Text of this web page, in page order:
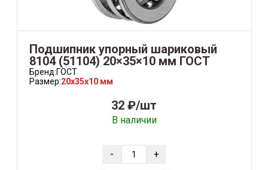
Подшипник упорный шариковый
8104 (51104) 20×35×10 мм ГОСТ
Бренд:ГОСТ
Размер:20x35x10 мм
32 ₽/шт
В наличии
- +